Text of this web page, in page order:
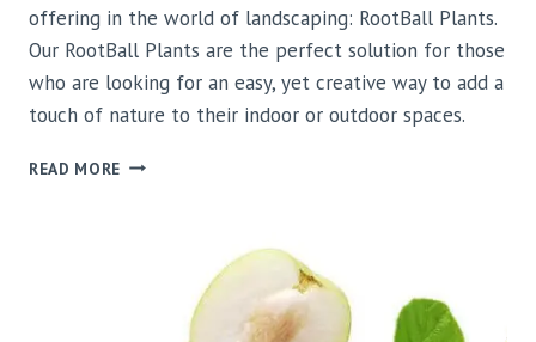
offering in the world of landscaping: RootBall Plants.
Our RootBall Plants are the perfect solution for those
who are looking for an easy, yet creative way to add a
touch of nature to their indoor or outdoor spaces.
READ MORE